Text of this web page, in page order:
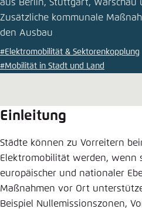
aus Berlin, Stuttgart, Warschau
Zusätzliche kommunale
den Ausbau
#Elektromobilität & Sektorenkopplung
#Mobilität in Stadt und Land
Einleitung
Städte können zu Vorreitern
Elektromobilität werden, wenn
europäischer und nationaler
Maßnahmen vor Ort
Beispiel Nullemissionszonen,
Abbrechen
Englisch
Close
Hell
Dunkel
Automatisch
Einstellung für
speichern